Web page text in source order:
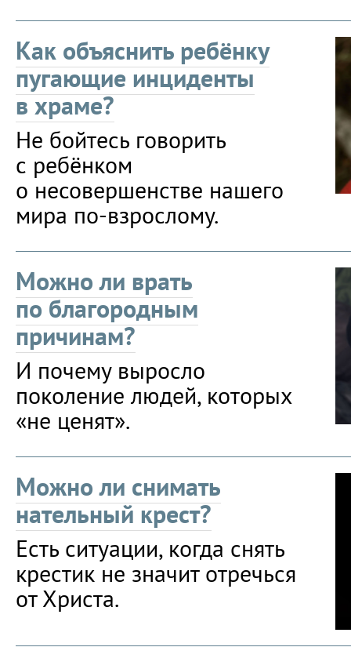
Как объяснить ребёнку
пугающие инциденты
в храме?
Не бойтесь говорить
с ребёнком
о несовершенстве нашего
мира по-взрослому.
Можно ли врать
по благородным
причинам?
И почему выросло
поколение людей, которых
«не ценят».
Можно ли снимать
нательный крест?
Есть ситуации, когда снять
крестик не значит отречься
от Христа.